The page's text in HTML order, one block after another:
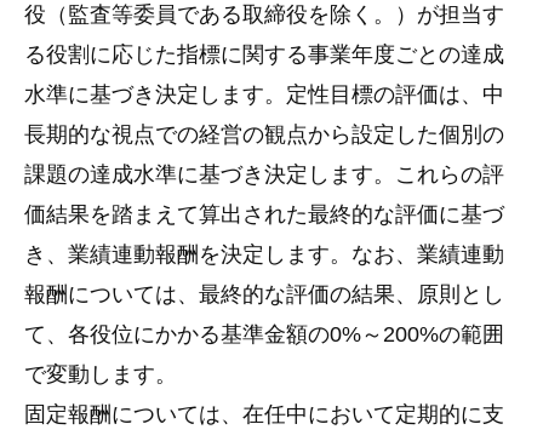
役（監査等委員である取締役を除く。）が担当す
る役割に応じた指標に関する事業年度ごとの達成
水準に基づき決定します。定性目標の評価は、中
長期的な視点での経営の観点から設定した個別の
課題の達成水準に基づき決定します。これらの評
価結果を踏まえて算出された最終的な評価に基づ
き、業績連動報酬を決定します。なお、業績連動
報酬については、最終的な評価の結果、原則とし
て、各役位にかかる基準金額の0%～200%の範囲
で変動します。
固定報酬については、在任中において定期的に支